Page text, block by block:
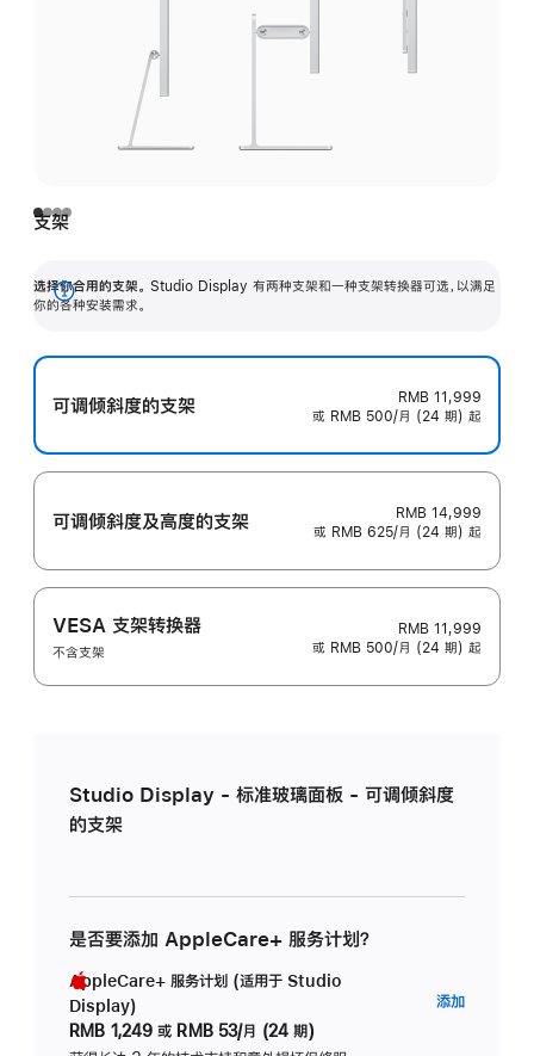
支架
选择你合用的支架。 Studio Display 有两种支架和一种支架转换器可选，以满足
你的各种安装需求。
展
可调倾斜度的支架
RMB 11,999
或 RMB 500/月 (24 期) 起
可调倾斜度及高‍度的支‍架
RMB 14,999
或 RMB 625/月 (24 期) 起
VESA 支架转换器
不含支架
RMB 11,999
或 RMB 500/月 (24 期) 起
Studio Display - 标准玻璃面板 - 可调倾斜度
的支架
是否要添加 AppleCare+ 服务计划？
AppleCare+ 服务计划 (适用于 Studio
Display)
RMB 1,249 或 RMB 53/月 (24 期)
添加